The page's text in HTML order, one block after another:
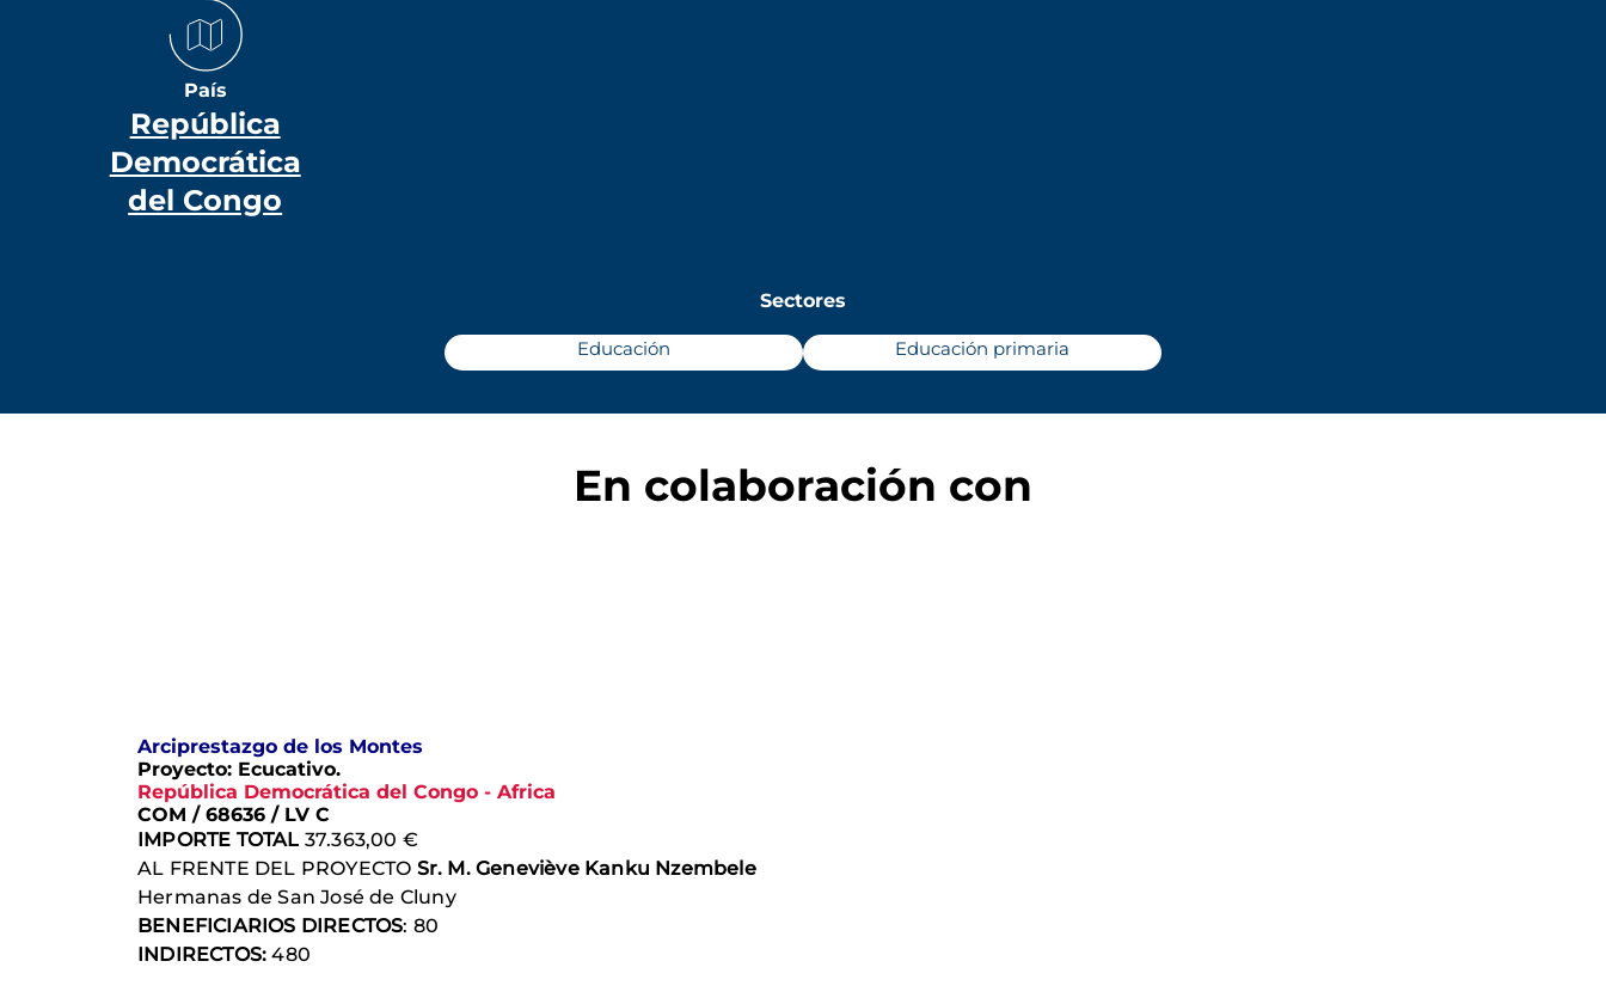
País
República
Democrática
del Congo
Sectores
Educación Educación primaria
En colaboración con
Arciprestazgo de los Montes
Proyecto: Ecucativo.
República Democrática del Congo - Africa
COM / 68636 / LV C
IMPORTE TOTAL 37.363,00 €
AL FRENTE DEL PROYECTO Sr. M. Geneviève Kanku Nzembele
Hermanas de San José de Cluny
BENEFICIARIOS DIRECTOS: 80
INDIRECTOS: 480